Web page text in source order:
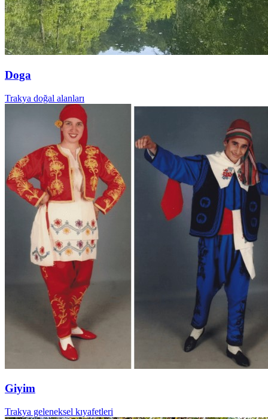
Doga
Trakya doğal alanları
Giyim
Trakya geleneksel kıyafetleri